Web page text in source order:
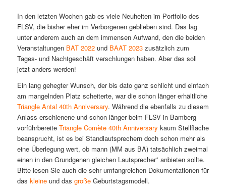
In den letzten Wochen gab es viele Neuheiten im Portfolio des
FLSV, die bisher eher im Verborgenen geblieben sind. Das lag
unter anderem auch an dem immensen Aufwand, den die beiden
Veranstaltungen BAT 2022und BAAT 2023zusätzlich zum
Tages- und Nachtgeschäft verschlungen haben. Aber das soll
jetzt anders werden!
Ein lang gehegter Wunsch, der bis dato ganz schlicht und einfach
am mangelnden Platz scheiterte, war die schon länger erhältliche
Triangle Antal 40th Anniversary. Während die ebenfalls zu diesem
Anlass erschienene und schon länger beim FLSV in Bamberg
vorführbereite Triangle Comète 40th Anniversary kaum Stellfläche
beansprucht, ist es bei Standlautsprechern doch schon mehr als
eine Überlegung wert, ob mann (MM aus BA) tatsächlich zweimal
einen in den Grundgenen gleichen Lautsprecher* anbieten sollte.
Bitte lesen Sie auch die sehr umfangreichen Dokumentationen für
das kleineund das großeGeburtstagsmodell.